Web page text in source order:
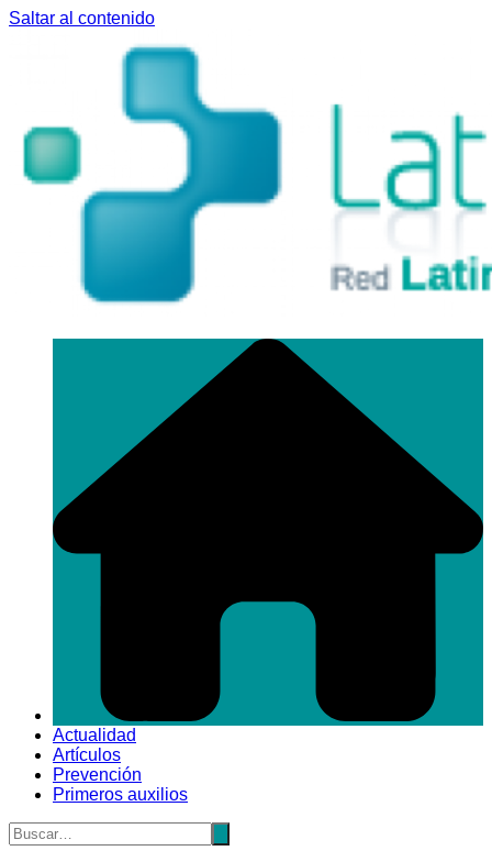
Saltar al contenido
Actualidad
Artículos
Prevención
Primeros auxilios